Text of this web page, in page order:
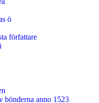
ö
författare
bönderna anno 1523